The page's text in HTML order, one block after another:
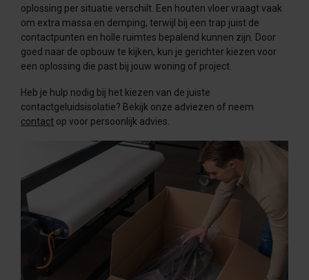
oplossing per situatie verschilt. Een houten vloer vraagt vaak
om extra massa en demping, terwijl bij een trap juist de
contactpunten en holle ruimtes bepalend kunnen zijn. Door
goed naar de opbouw te kijken, kun je gerichter kiezen voor
een oplossing die past bij jouw woning of project.
Heb je hulp nodig bij het kiezen van de juiste
contactgeluidsisolatie? Bekijk onze adviezen of neem
contact op voor persoonlijk advies.